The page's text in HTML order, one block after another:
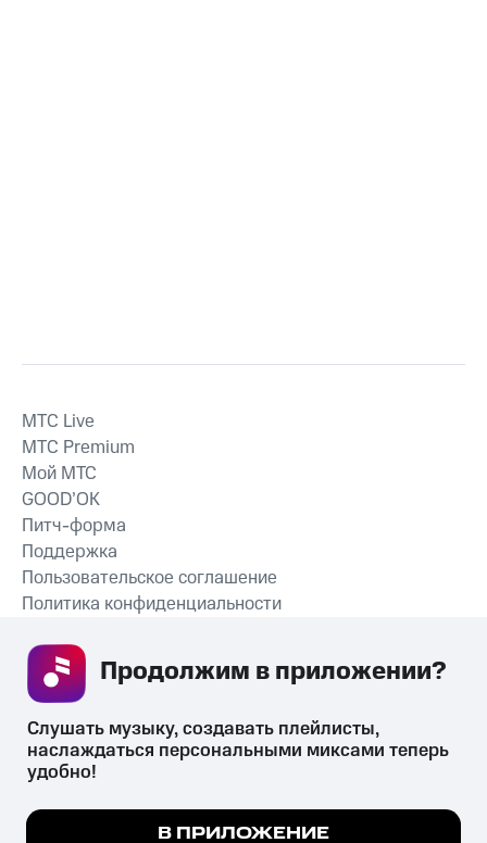
СКАЧАТЬ ПРИЛОЖЕНИЕ
MTС Live
MTС Premium
Мой МТС
GOOD’OK
Питч-форма
Поддержка
Пользовательское соглашение
Политика конфиденциальности
психотропных веществ, их аналогов причиняет вред здоровью,
их незаконный оборот запрещён и влечёт установленную
Мы используем куки, чтобы на сайте все
Слушать музыку, создавать плейлисты,
наслаждаться персональными миксами теперь
удобно!
В ПРИЛОЖЕНИЕ